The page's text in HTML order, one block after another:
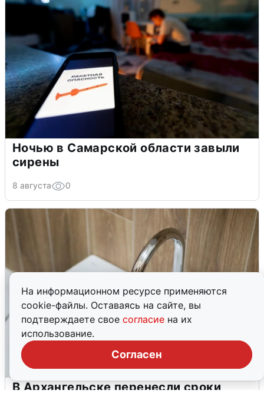
На информационном ресурсе применяются
cookie-файлы. Оставаясь на сайте, вы
подтверждаете свое согласие на их
использование.
Согласен
Ночью в Самарской области завыли
сирены
8 августа 0
В Архангельске перенесли сроки